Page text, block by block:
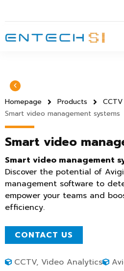
Homepage Products CCTV
Smart video management systems
Smart video
Smart video management
Discover the potential of
management software to
empower your teams and
efficiency.
CONTACT US
CCTV, Video Analytics